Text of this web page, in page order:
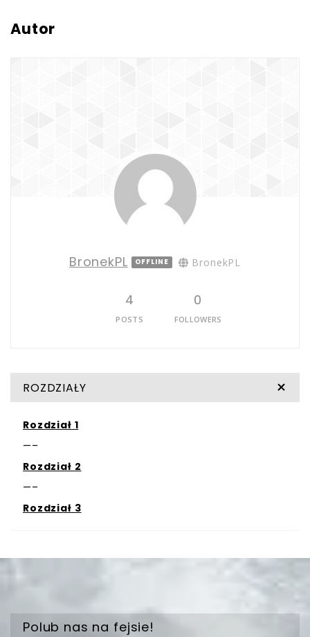
Autor
BronekPL OFFLINE BronekPL
4
POSTS
0
FOLLOWERS
ROZDZIAŁY
Rozdział 1
—–
Rozdział 2
—–
Rozdział 3
Polub nas na fejsie!